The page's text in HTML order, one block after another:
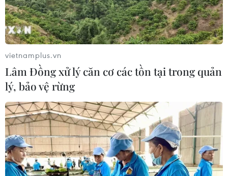
vietnamplus.vn
Lâm Đồng xử lý căn cơ các tồn tại trong quản
lý, bảo vệ rừng